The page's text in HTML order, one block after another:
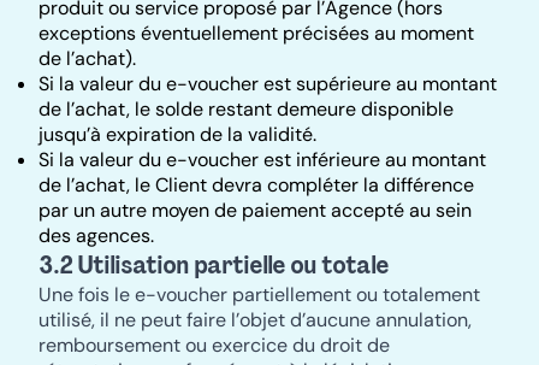
produit ou service proposé par l’Agence (hors
exceptions éventuellement précisées au moment
de l’achat).
Si la valeur du e-voucher est supérieure au montant
de l’achat, le solde restant demeure disponible
jusqu’à expiration de la validité.
Si la valeur du e-voucher est inférieure au montant
de l’achat, le Client devra compléter la différence
par un autre moyen de paiement accepté au sein
des agences.
3.2 Utilisation partielle ou totale
Une fois le e-voucher partiellement ou totalement
utilisé, il ne peut faire l’objet d’aucune annulation,
remboursement ou exercice du droit de